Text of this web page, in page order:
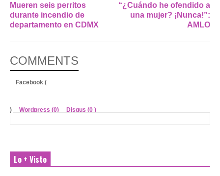
Mueren seis perritos
durante incendio de
departamento en CDMX
“¿Cuándo he ofendido a
una mujer? ¡Nunca!”:
AMLO
COMMENTS
Facebook (
) Wordpress (0) Disqus (0 )
Lo + Visto